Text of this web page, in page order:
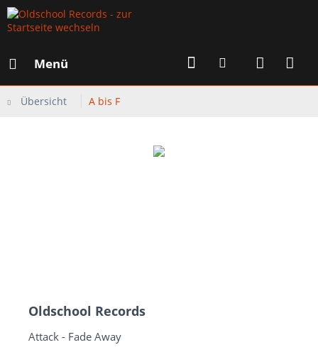
Menü
Übersicht A bis F
Oldschool Records
Attack - Fade Away